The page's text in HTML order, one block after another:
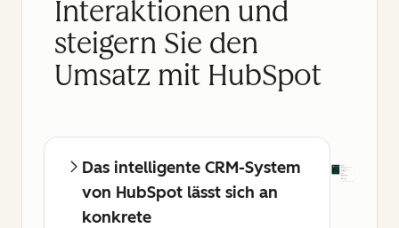
Interaktionen und
steigern Sie den
Umsatz mit HubSpot
Das intelligente CRM-System
von HubSpot lässt sich an
konkrete